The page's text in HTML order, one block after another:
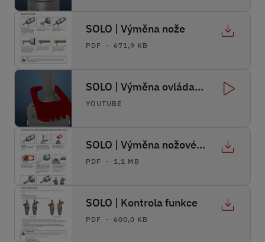
SOLO | Výměna nože
PDF ・ 671,9 KB
SOLO | Výměna ovládacího pouzdra
YOUTUBE
SOLO | Výměna nožového pouzdra a kyvné kulisy
PDF ・ 1,1 MB
SOLO | Kontrola funkce
PDF ・ 600,0 KB